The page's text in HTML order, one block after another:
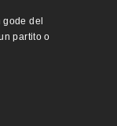
del
partito o